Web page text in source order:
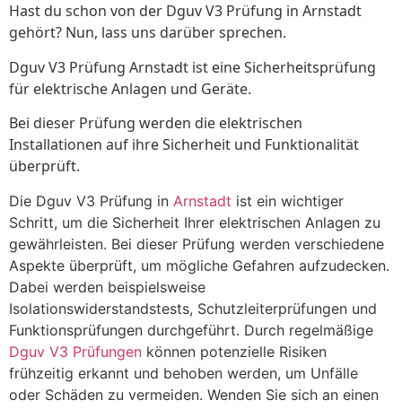
Hast du schon von der Dguv V3 Prüfung in Arnstadt
gehört? Nun, lass uns darüber sprechen.
Dguv V3 Prüfung Arnstadt ist eine Sicherheitsprüfung
für elektrische Anlagen und Geräte.
Bei dieser Prüfung werden die elektrischen
Installationen auf ihre Sicherheit und Funktionalität
überprüft.
Die Dguv V3 Prüfung in Arnstadt ist ein wichtiger
Schritt, um die Sicherheit Ihrer elektrischen Anlagen zu
gewährleisten. Bei dieser Prüfung werden verschiedene
Aspekte überprüft, um mögliche Gefahren aufzudecken.
Dabei werden beispielsweise
Isolationswiderstandstests, Schutzleiterprüfungen und
Funktionsprüfungen durchgeführt. Durch regelmäßige
Dguv V3 Prüfungen können potenzielle Risiken
frühzeitig erkannt und behoben werden, um Unfälle
oder Schäden zu vermeiden. Wenden Sie sich an einen